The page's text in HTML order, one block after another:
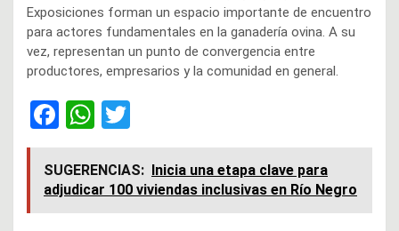
Exposiciones forman un espacio importante de encuentro
para actores fundamentales en la ganadería ovina. A su
vez, representan un punto de convergencia entre
productores, empresarios y la comunidad en general.
F
a
ce
b
W
h
at
s
wi
tt
er
SUGERENCIAS: Inicia una etapa clave para
adjudicar 100 viviendas inclusivas en Río Negro